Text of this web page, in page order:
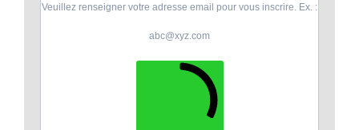
Veuillez renseigner votre adresse email pour vous inscrire. Ex. :
abc@xyz.com